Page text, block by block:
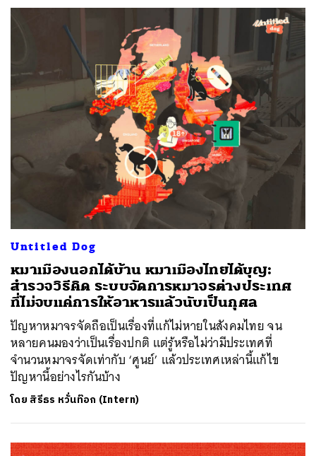
Untitled Dog
หมาเมืองนอกได้บ้าน หมาเมืองไทยได้บุญ:
สำรวจวิธีคิด ระบบจัดการหมาจรต่างประเทศ
ที่ไม่จบแค่การให้อาหารแล้วนับเป็นกุศล
ปัญหาหมาจรจัดถือเป็นเรื่องที่แก้ไม่หายในสังคมไทย จน
หลายคนมองว่าเป็นเรื่องปกติ แต่รู้หรือไม่ว่ามีประเทศที่
จำนวนหมาจรจัดเท่ากับ ‘ศูนย์’ แล้วประเทศเหล่านี้แก้ไข
ปัญหานี้อย่างไรกันบ้าง
โดย สิรีธร หวั่นท๊อก (Intern)